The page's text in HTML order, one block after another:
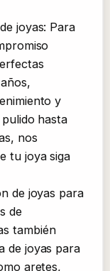
joyas: Para
y
hasta
nos
tu joya siga
de joyas para
de
también
de joyas para
aretes,